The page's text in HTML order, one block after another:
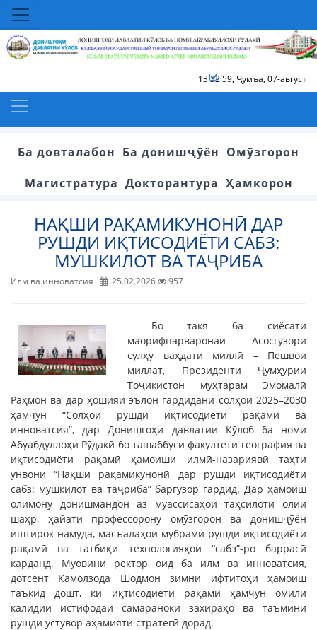
13:32:59, Ҷумъа, 07-август
Ба довталабон Ба донишҷӯён Омӯзгорон
Магистратура Докторантура Ҳамкорон
НАҚШИ РАҚАМИКУНОНӢ ДАР
РУШДИ ИҚТИСОДИЁТИ САБЗ:
МУШКИЛОТ ВА ТАҶРИБА
Илм ва инноватсия 25.02.2026 957
Бо такя ба сиёсати
маорифпарваронаи Асосгузори
сулҳу ваҳдати миллӣ – Пешвои
миллат, Президенти Ҷумҳурии
Тоҷикистон муҳтарам Эмомалӣ
Раҳмон ва дар ҳошияи эълон гардидани солҳои 2025–2030
ҳамчун “Солҳои рушди иқтисодиёти рақамӣ ва
инноватсия”, дар Донишгоҳи давлатии Кӯлоб ба номи
Абуабдуллоҳи Рӯдакӣ бо ташаббуси факултети география ва
иқтисодиёти рақамӣ ҳамоиши илмӣ-назариявӣ таҳти
унвони “Нақши рақамикунонӣ дар рушди иқтисодиёти
сабз: мушкилот ва таҷриба” баргузор гардид. Дар ҳамоиш
олимону донишмандон аз муассисаҳои таҳсилоти олии
шаҳр, ҳайати профессорону омӯзгорон ва донишҷӯён
иштирок намуда, масъалаҳои мубрами рушди иқтисодиёти
рақамӣ ва татбиқи технологияҳои “сабз”-ро баррасӣ
карданд. Муовини ректор оид ба илм ва инноватсия,
дотсент Камолзода Шодмон зимни ифтитоҳи ҳамоиш
таъкид дошт, ки иқтисодиёти рақамӣ ҳамчун омили
калидии истифодаи самараноки захираҳо ва таъмини
рушди устувор аҳамияти стратегӣ дорад.